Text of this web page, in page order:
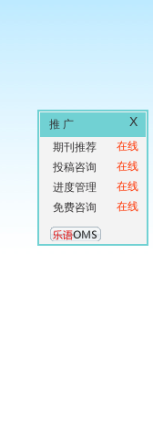
条。
X
推 广
在线
期刊推荐
在线
投稿咨询
在线
进度管理
在线
免费咨询